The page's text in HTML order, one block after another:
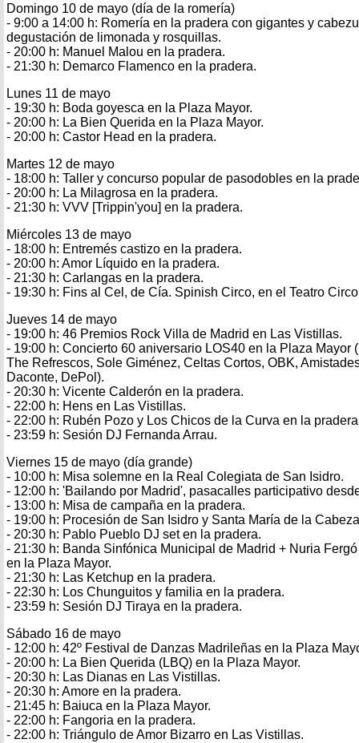
Domingo 10 de mayo (día de la romería)
- 9:00 a 14:00 h: Romería en la pradera con gigantes y
degustación de limonada y rosquillas.
- 20:00 h: Manuel Malou en la pradera.
- 21:30 h: Demarco Flamenco en la pradera.
Lunes 11 de mayo
- 19:30 h: Boda goyesca en la Plaza Mayor.
- 20:00 h: La Bien Querida en la Plaza Mayor.
- 20:00 h: Castor Head en la pradera.
Martes 12 de mayo
- 18:00 h: Taller y concurso popular de pasodobles en la
- 20:00 h: La Milagrosa en la pradera.
- 21:30 h: VVV [Trippin'you] en la pradera.
Miércoles 13 de mayo
- 18:00 h: Entremés castizo en la pradera.
- 20:00 h: Amor Líquido en la pradera.
- 21:30 h: Carlangas en la pradera.
- 19:30 h: Fins al Cel, de Cía. Spinish Circo, en el Teatro
Jueves 14 de mayo
- 19:00 h: 46 Premios Rock Villa de Madrid en Las Vistillas.
- 19:00 h: Concierto 60 aniversario LOS40 en la Plaza Mayor
The Refrescos, Sole Giménez, Celtas Cortos, OBK,
Daconte, DePol).
- 20:30 h: Vicente Calderón en la pradera.
- 22:00 h: Hens en Las Vistillas.
- 22:00 h: Rubén Pozo y Los Chicos de la Curva en la
- 23:59 h: Sesión DJ Fernanda Arrau.
Viernes 15 de mayo (día grande)
- 10:00 h: Misa solemne en la Real Colegiata de San Isidro.
- 12:00 h: 'Bailando por Madrid', pasacalles participativo
- 13:00 h: Misa de campaña en la pradera.
- 19:00 h: Procesión de San Isidro y Santa María de la
- 20:30 h: Pablo Pueblo DJ set en la pradera.
- 21:30 h: Banda Sinfónica Municipal de Madrid + Nuria
en la Plaza Mayor.
- 21:30 h: Las Ketchup en la pradera.
- 22:30 h: Los Chunguitos y familia en la pradera.
- 23:59 h: Sesión DJ Tiraya en la pradera.
Sábado 16 de mayo
- 12:00 h: 42º Festival de Danzas Madrileñas en la Plaza
- 20:00 h: La Bien Querida (LBQ) en la Plaza Mayor.
- 20:30 h: Las Dianas en Las Vistillas.
- 20:30 h: Amore en la pradera.
- 21:45 h: Baiuca en la Plaza Mayor.
- 22:00 h: Fangoria en la pradera.
- 22:00 h: Triángulo de Amor Bizarro en Las Vistillas.